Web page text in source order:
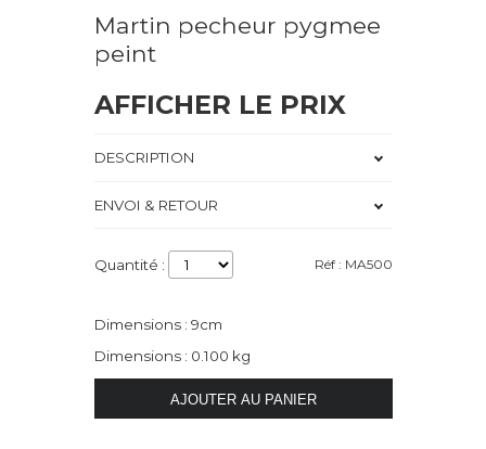
Martin pecheur pygmee
peint
AFFICHER LE PRIX
DESCRIPTION
ENVOI & RETOUR
Quantité : Réf : MA500
Dimensions : 9cm
Dimensions : 0.100 kg